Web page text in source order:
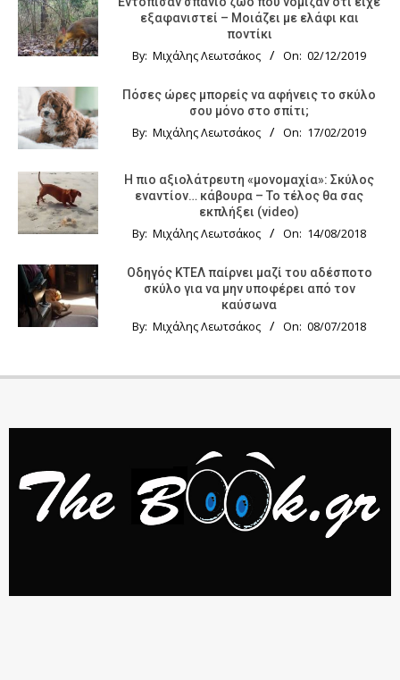
εξαφανιστεί – Μοιάζει με ελάφι και
ποντίκι
By: Μιχάλης Λεωτσάκος On: 02/12/2019
Πόσες ώρες μπορείς να αφήνεις το σκύλο
σου μόνο στο σπίτι;
By: Μιχάλης Λεωτσάκος On: 17/02/2019
Η πιο αξιολάτρευτη «μονομαχία»: Σκύλος
εναντίον… κάβουρα – Το τέλος θα σας
εκπλήξει (video)
By: Μιχάλης Λεωτσάκος On: 14/08/2018
Οδηγός KTΕΛ παίρνει μαζί του αδέσποτο
σκύλο για να μην υποφέρει από τον
καύσωνα
By: Μιχάλης Λεωτσάκος On: 08/07/2018